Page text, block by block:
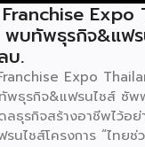
พบทัพธุรกิจ&แฟ
บ.
Expo
พธุรกิจ&แฟรนไชส์ ซัพ
ลธุรกิจสร้างอาชีพไว้อย่
นไชส์โครงการ “ไทย